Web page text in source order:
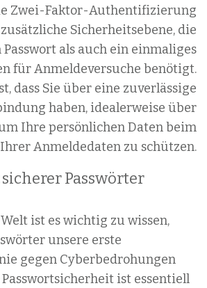
Zwei-Faktor-Authentifizierung
Sicherheitsebene, die
Passwort als auch ein einmaliges
für Anmeldeversuche benötigt.
dass Sie über eine zuverlässige
haben, idealerweise über
Ihre persönlichen Daten beim
Anmeldedaten zu schützen.
Passwörter
ist es wichtig zu wissen,
unsere erste
gegen Cyberbedrohungen
ist essentiell